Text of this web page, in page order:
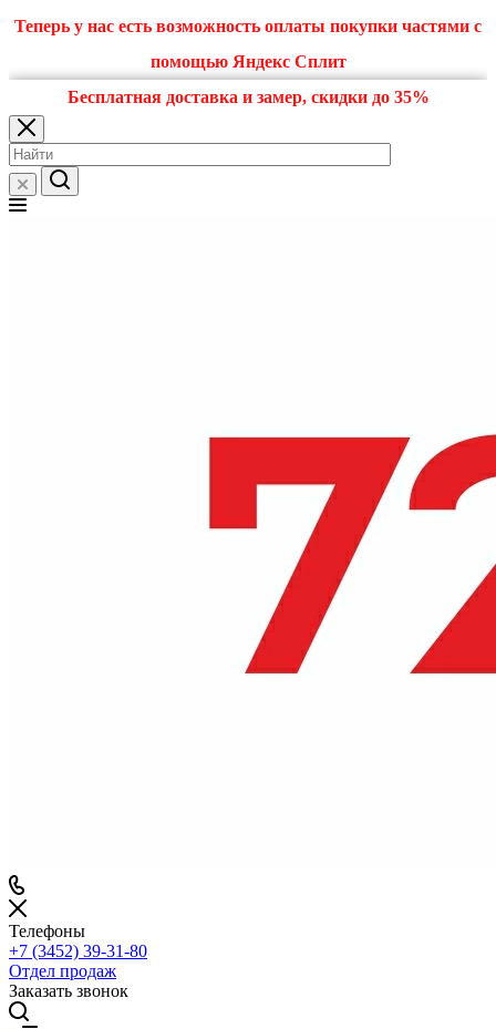
Теперь у нас есть возможность оплаты покупки частями с
помощью Яндекс Сплит
Бесплатная доставка и замер, скидки до 35%
Телефоны
+7 (3452) 39-31-80
Отдел продаж
Заказать звонок